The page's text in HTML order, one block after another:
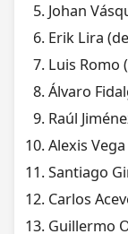
Johan
Erik Lira
Luis Romo
Álvaro
Raúl
Alexis
Santiago
Carlos
Guillermo